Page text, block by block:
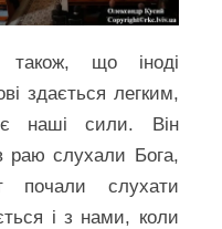
також, що іноді
здається легким,
наші сили. Він
раю слухали Бога,
слухати
і з нами, коли